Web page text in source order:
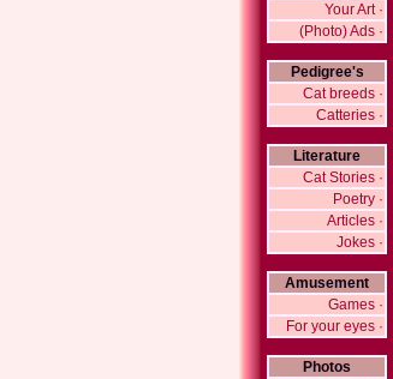
Your Art ·
(Photo) Ads ·
Pedigree's
Cat breeds ·
Catteries ·
Literature
Cat Stories ·
Poetry ·
Articles ·
Jokes ·
Amusement
Games ·
For your eyes ·
Photos